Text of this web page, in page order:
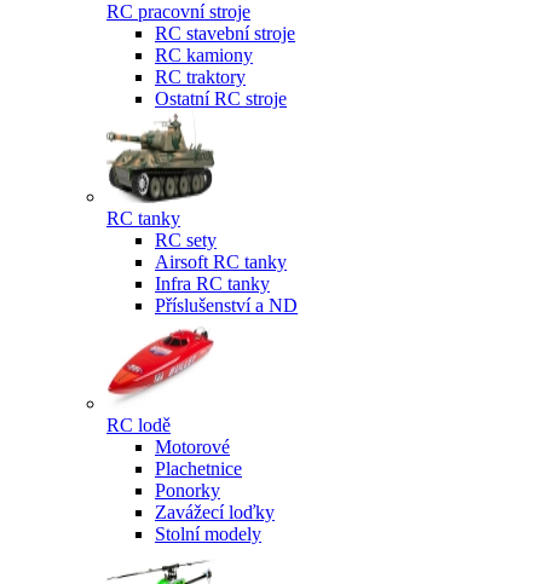
RC pracovní stroje
RC stavební stroje
RC kamiony
RC traktory
Ostatní RC stroje
RC tanky
RC sety
Airsoft RC tanky
Infra RC tanky
Příslušenství a ND
RC lodě
Motorové
Plachetnice
Ponorky
Zavážecí loďky
Stolní modely